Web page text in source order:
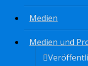
Medien
Medien und